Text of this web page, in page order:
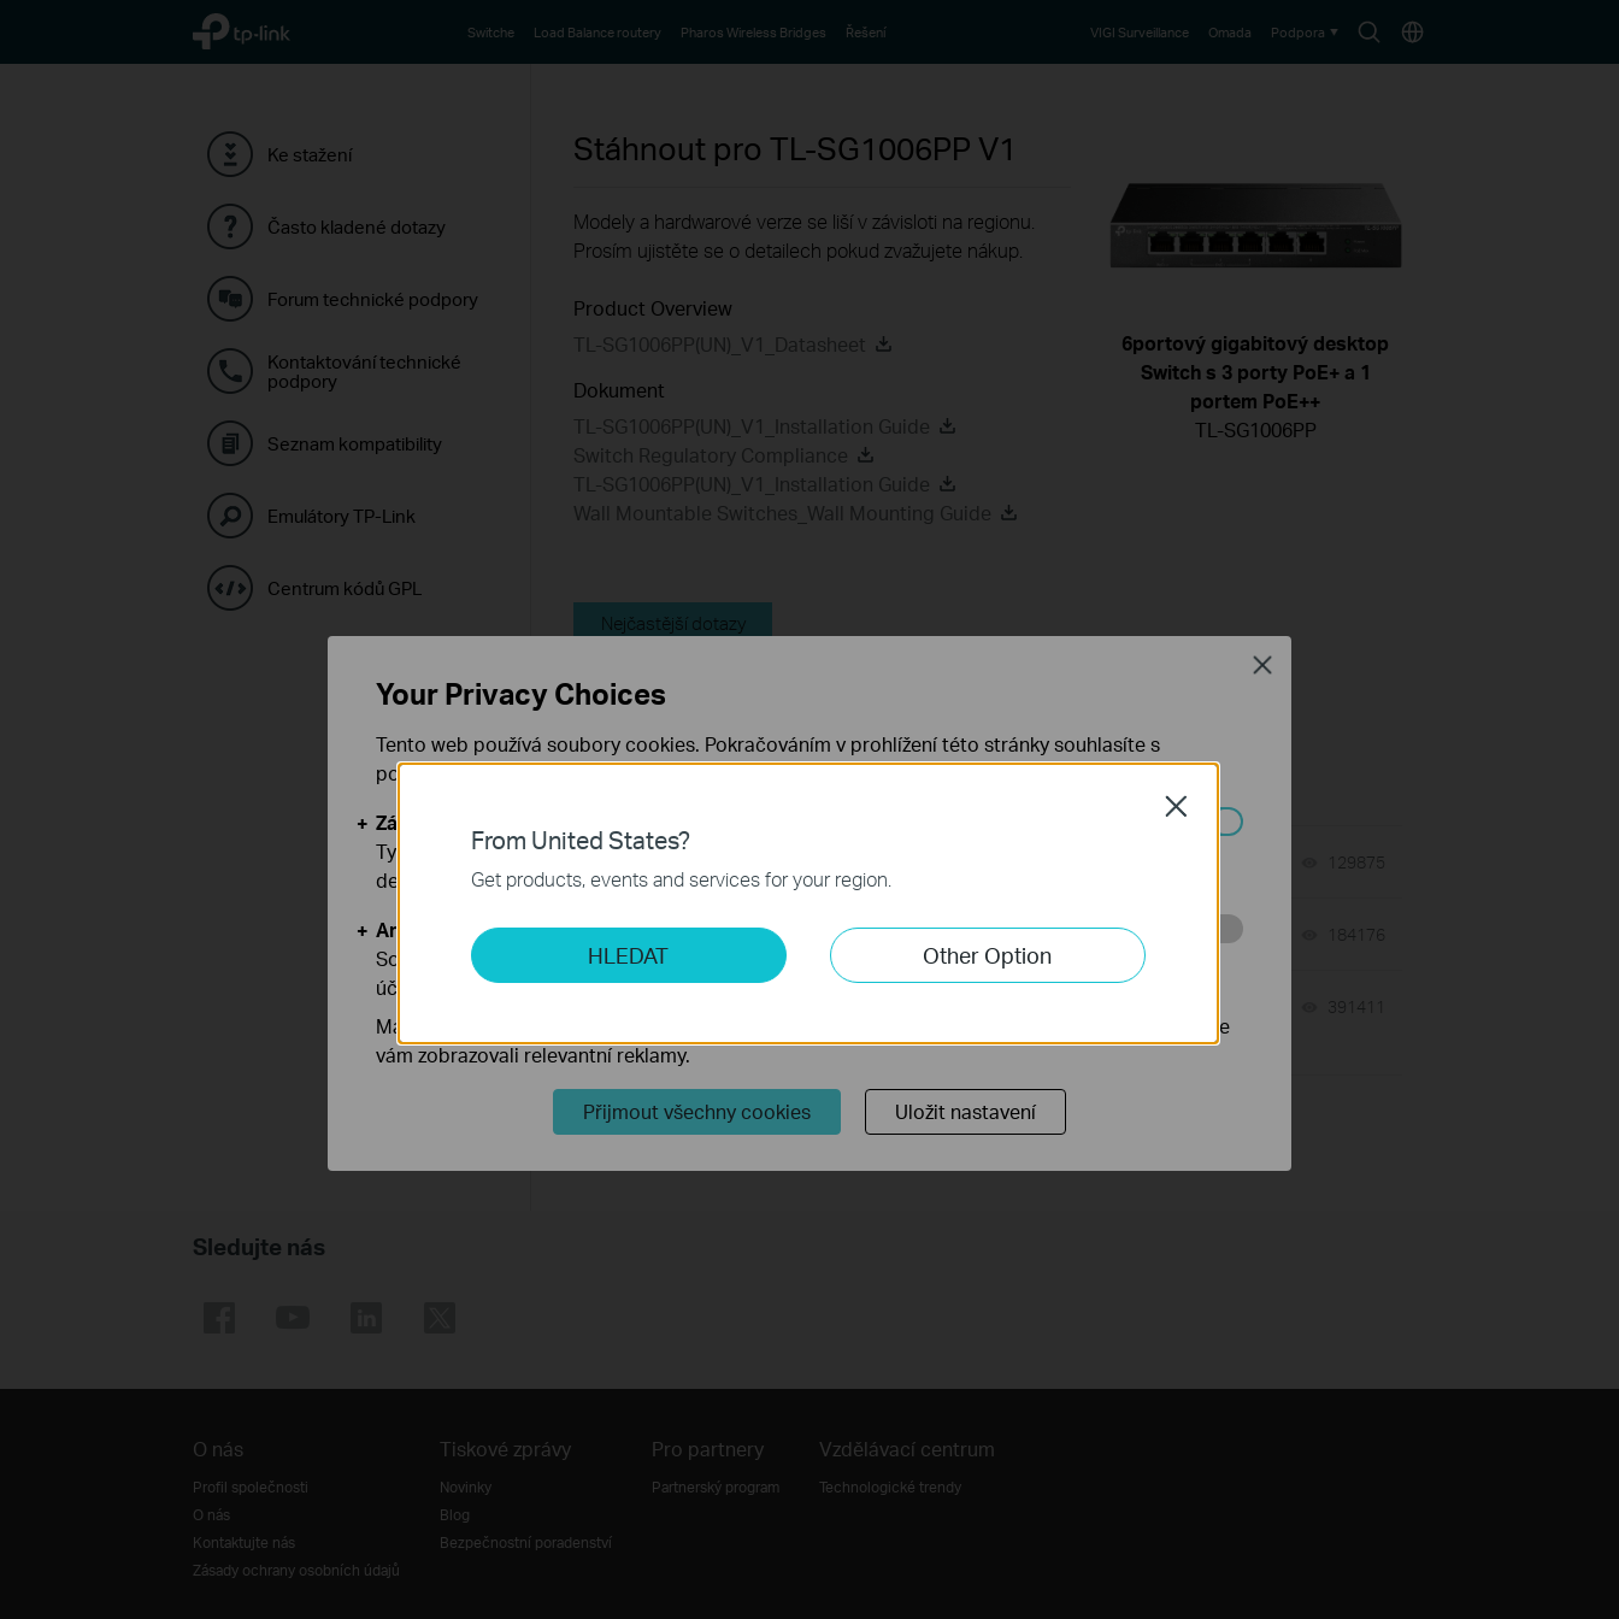
TP-Link, Reliably Smart
SearchChoose
Switche Load Balance routery Pharos Wireless Bridges Řešení VIGI Surveillance Omada Podpora
Ke stažení
Často kladené dotazy
Forum technické podpory
Kontaktování technické
podpory
Seznam kompatibility
Emulátory TP-Link
Centrum kódů GPL
Stáhnout pro TL-SG1006PP V1
Modely a hardwarové verze se liší v závisloti na regionu.
Prosím ujistěte se o detailech pokud zvažujete nákup.
Product Overview
TL-SG1006PP(UN)_V1_Datasheet
Dokument
TL-SG1006PP(UN)_V1_Installation Guide
Switch Regulatory Compliance
TL-SG1006PP(UN)_V1_Installation Guide
Wall Mountable Switches_Wall Mounting Guide
6portový gigabitový desktop
Switch s 3 porty PoE+ a 1
portem PoE++
TL-SG1006PP
Nejčastější dotazy
Feature Filter: Vše Odstranění problémů
129875
How to Troubleshoot No Internet Issue on Omada Switch 06-24-2026 184176
connected to the PoE Switch?
391411
Sledujte nás
O nás
Profil společnosti
O nás
Kontaktujte nás
Zásady ochrany osobních údajů
Tiskové zprávy
Novinky
Blog
Bezpečnostní poradenství
Pro partnery
Partnerský program
Vzdělávací centrum
Technologické trendy
From United States?
Get products, events and services for your region.
HLEDAT Other Option
Close
Your Privacy Choices
Tento web používá soubory cookies. Pokračováním v prohlížení této stránky souhlasíte s
používáním našich cookies.Již nezobrazovatZjistit více.
Základní cookies
Tyto cookies jsou nezbytné pro fungování webových stránek a nelze je ve vašich systémech
deaktivovat.
Analytické a marketingové cookies
Soubory cookie pro nám umožňují analyzovat vaše aktivity na našich webových stránkách za
účelem zlepšení a přizpůsobení jejich funkčnosti.
Marketingové soubory cookie mohou prostřednictvím našich webových stránek nastavit, aby se
vám zobrazovali relevantní reklamy.
Přijmout všechny cookies Uložit nastavení
Close